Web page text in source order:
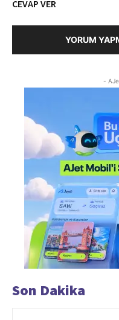
CEVAP VER
YORUM
-
Son Dakika